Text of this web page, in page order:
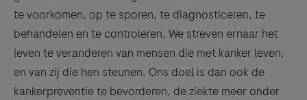
te voorkomen, op te sporen, te diagnosticeren, te
behandelen en te controleren. We streven ernaar het
leven te veranderen van mensen die met kanker leven,
en van zij die hen steunen. Ons doel is dan ook de
kankerpreventie te bevorderen, de ziekte meer onder